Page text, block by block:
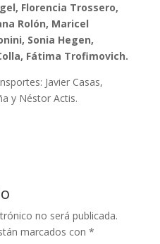
Florencia Trossero,
Rolón, Maricel
Sonia Hegen,
Fátima Trofimovich.
Javier Casas,
y Néstor Actis.
no será publicada.
marcados con *